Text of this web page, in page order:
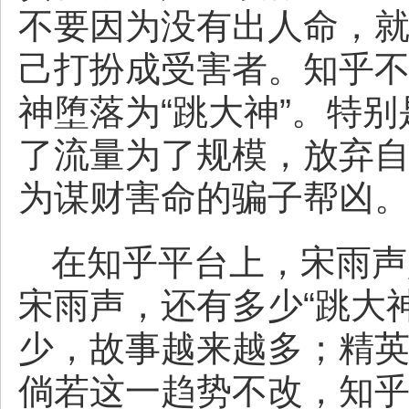
不要因为没有出人命，
己打扮成受害者。知乎
神堕落为“跳大神”。特
了流量为了规模，放弃
为谋财害命的骗子帮凶。
在知乎平台上，宋雨
宋雨声，还有多少“跳大
少，故事越来越多；精
倘若这一趋势不改，知